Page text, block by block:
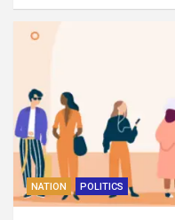
NATION POLITICS